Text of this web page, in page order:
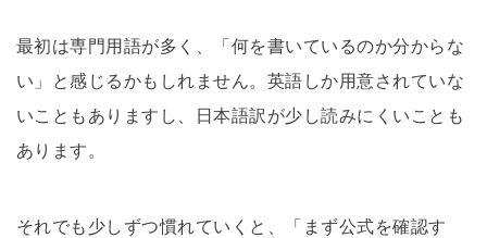
最初は専門用語が多く、「何を書いているのか分からな
い」と感じるかもしれません。英語しか用意されていな
いこともありますし、日本語訳が少し読みにくいことも
あります。
それでも少しずつ慣れていくと、「まず公式を確認す